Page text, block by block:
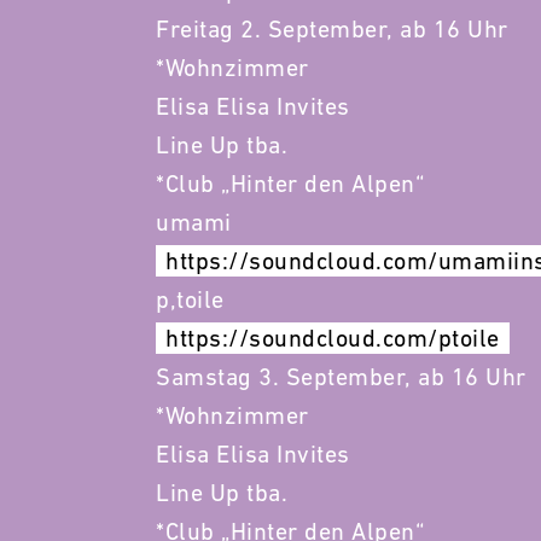
Freitag 2. September, ab 16 Uhr
*Wohnzimmer
Elisa Elisa Invites
Line Up tba.
*Club „Hinter den Alpen“
umami
https://soundcloud.com/
p,toile
https://soundcloud.com/ptoile
Samstag 3. September, ab 16 Uhr
*Wohnzimmer
Elisa Elisa Invites
Line Up tba.
*Club „Hinter den Alpen“